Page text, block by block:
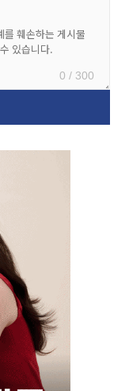
0 / 300